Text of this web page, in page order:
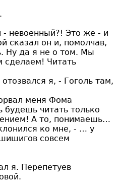
- невоенный?! Это же - и
сказал он и, помолчав,
Ну да я не о том. Мы
сделаем! Читать
я, - Гоголь там,
меня Фома
будешь читать только
А то, понимаешь…
ко мне, - … у
совсем
я. Перепетуев